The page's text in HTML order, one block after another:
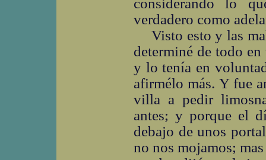
verdadero como
Visto esto y las
determiné de todo
y lo tenía en
afirmélo más. Y fue
villa a pedir
antes; y porque el
debajo de unos
no nos mojamos;